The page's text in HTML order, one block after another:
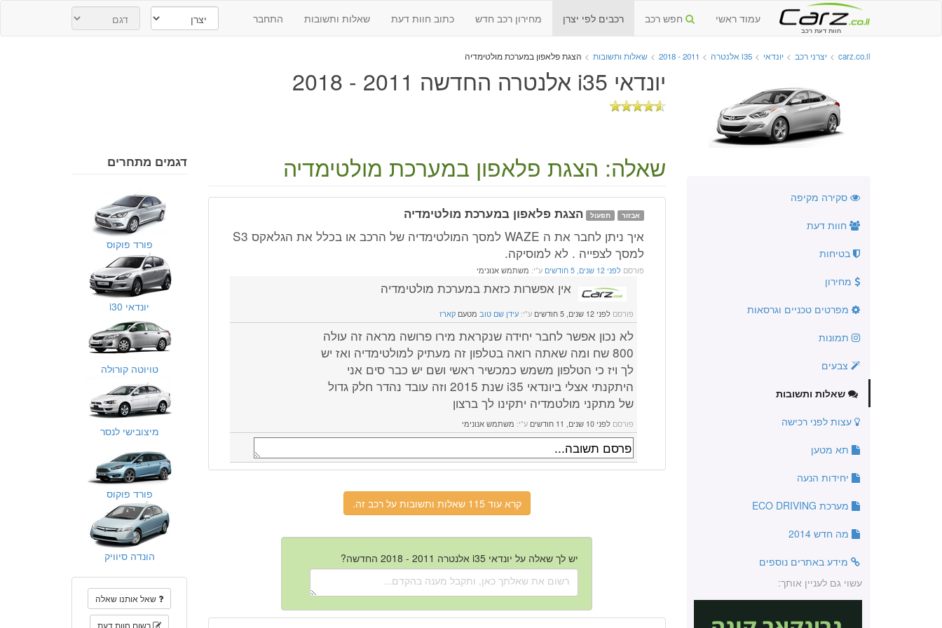
חוות דעת רכב
עמוד ראשי חפש רכב רכבים לפי יצרן מחירון רכב חדש כתוב חוות דעת שאלות ותשובות התחבר
carz.co.il
> יצרני רכב > יונדאי > i35 אלנטרה >
2011 - 2018
> שאלות ותשובות > הצגת פלאפון במערכת מולטימדיה
יונדאי i35 אלנטרה החדשה 2011 - 2018
סקירה מקיפה
חוות דעת
בטיחות
מחירון
מפרטים טכניים וגרסאות
תמונות
צבעים
שאלות ותשובות
עצות לפני רכישה
תא מטען
יחידות הנעה
מערכת ECO DRIVING
מה חדש 2014
מידע באתרים נוספים
עשוי גם לעניין אותך:
שאלה: הצגת פלאפון במערכת מולטימדיה
אבזור תפעול הצגת פלאפון במערכת מולטימדיה
איך ניתן לחבר את ה WAZE למסך המולטימדיה של הרכב או בכלל את הגלאקס S3
למסך לצפייה . לא למוסיקה.
פורסםלפני 12 שנים, 5 חודשים ע"י: משתמש אנונימי
אין אפשרות כזאת במערכת מולטימדיה
פורסםלפני 12 שנים, 5 חודשים ע"י:עידן שם טוב מטעםקארז
לא נכון אפשר לחבר יחידה שנקראת מירו פרושה מראה זה עולה
800 שח ומה שאתה רואה בטלפון זה מעתיק למולטימדיה ואז יש
לך ויז כי הטלפון משמש כמכשיר ראשי ושם יש כבר סים אני
היתקנתי אצלי ביונדאי i35 שנת 2015 וזה עובד נהדר חלק גדול
של מתקני מולטמדיה יתקינו לך ברצון
פורסםלפני 10 שנים, 11 חודשים ע"י: משתמש אנונימי
קרא עוד 115 שאלות ותשובות על רכב זה.
יש לך שאלה על יונדאי i35 אלנטרה 2011 - 2018 החדשה?
דגמים מתחרים
פורד פוקוס
יונדאי i30
טויוטה קורולה
מיצובישי לנסר
פורד פוקוס
הונדה סיוויק
שאל אותנו שאלה
רשום חוות דעת